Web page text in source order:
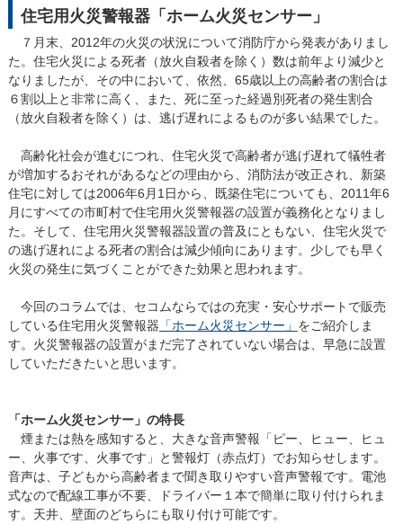
住宅用火災警報器「ホーム火災センサー」
７月末、2012年の火災の状況について消防庁から発表がありまし
た。住宅火災による死者（放火自殺者を除く）数は前年より減少と
なりましたが、その中において、依然、65歳以上の高齢者の割合は
６割以上と非常に高く、また、死に至った経過別死者の発生割合
（放火自殺者を除く）は、逃げ遅れによるものが多い結果でした。
高齢化社会が進むにつれ、住宅火災で高齢者が逃げ遅れて犠牲者
が増加するおそれがあるなどの理由から、消防法が改正され、新築
住宅に対しては2006年6月1日から、既築住宅についても、2011年6
月にすべての市町村で住宅用火災警報器の設置が義務化となりまし
た。そして、住宅用火災警報器設置の普及にともない、住宅火災で
の逃げ遅れによる死者の割合は減少傾向にあります。少しでも早く
火災の発生に気づくことができた効果と思われます。
今回のコラムでは、セコムならではの充実・安心サポートで販売
している住宅用火災警報器 「ホーム火災センサー」 をご紹介しま
す。火災警報器の設置がまだ完了されていない場合は、早急に設置
していただきたいと思います。
「ホーム火災センサー」の特長
煙または熱を感知すると、大きな音声警報「ピー、ヒュー、ヒュ
ー、火事です、火事です」と警報灯（赤点灯）でお知らせします。
音声は、子どもから高齢者まで聞き取りやすい音声警報です。電池
式なので配線工事が不要、ドライバー１本で簡単に取り付けられま
す。天井、壁面のどちらにも取り付け可能です。